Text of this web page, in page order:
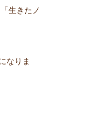
生きたノ
なりま